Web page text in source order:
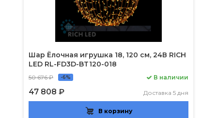
Шар Ёлочная игрушка 18, 120 см, 24В RICH
LED RL-FD3D-BT120-018
50 676 ₽ -6%
47 808 ₽
В наличии
Доставка 5 дня
В корзину